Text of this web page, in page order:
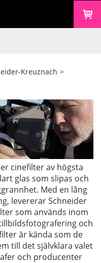
Kreuznach >
cinefilter av högsta
glas som slipas och
Med en lång
levererar Schneider
som används inom
och
är kända som de
till det självklara valet
och producenter